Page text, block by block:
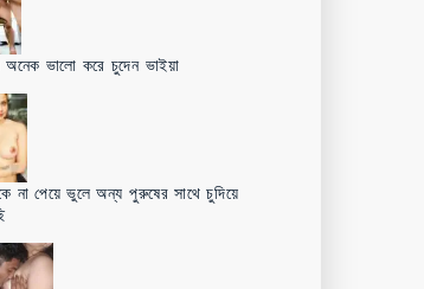
ভালো করে চুদেন ভাইয়া
না পেয়ে ভুলে অন্য পুরুষের সাথে চুদিয়ে